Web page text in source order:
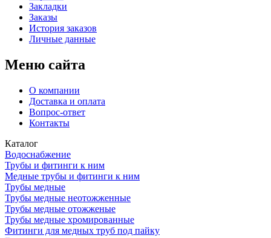
Закладки
Заказы
История заказов
Личные данные
Меню сайта
О компании
Доставка и оплата
Вопрос-ответ
Контакты
Каталог
Водоснабжение
Трубы и фитинги к ним
Медные трубы и фитинги к ним
Трубы медные
Трубы медные неотожженные
Трубы медные отожженые
Трубы медные хромированные
Фитинги для медных труб под пайку